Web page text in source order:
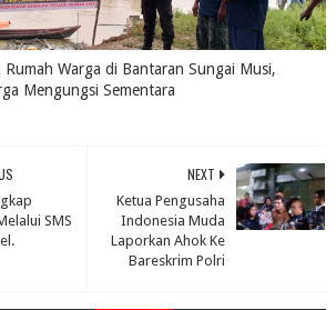
Warga di Bantaran Sungai Musi,
Mengungsi Sementara
NEXT
Ketua Pengusaha
Indonesia Muda
Laporkan Ahok Ke
Bareskrim Polri
SMS